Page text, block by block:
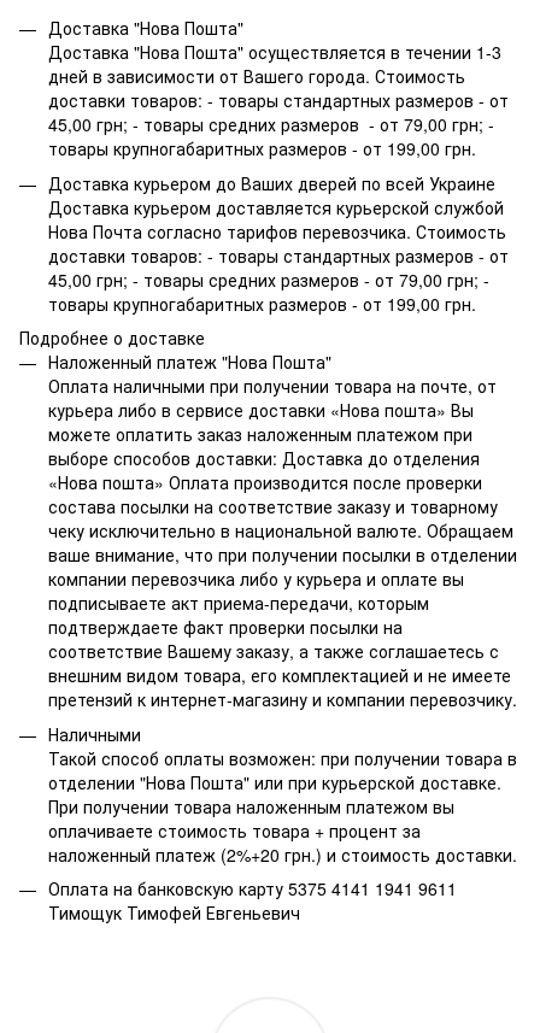
Доставка "Нова Пошта"
Доставка "Нова Пошта" осуществляется в течении 1-3
дней в зависимости от Вашего города. Стоимость
доставки товаров: - товары стандартных размеров - от
45,00 грн; - товары средних размеров - от 79,00 грн; -
товары крупногабаритных размеров - от 199,00 грн.
Доставка курьером до Ваших дверей по всей Украине
Доставка курьером доставляется курьерской службой
Нова Почта согласно тарифов перевозчика. Стоимость
доставки товаров: - товары стандартных размеров - от
45,00 грн; - товары средних размеров - от 79,00 грн; -
товары крупногабаритных размеров - от 199,00 грн.
Подробнее о доставке
Наложенный платеж "Нова Пошта"
Оплата наличными при получении товара на почте, от
курьера либо в сервисе доставки «Нова пошта» Вы
можете оплатить заказ наложенным платежом при
выборе способов доставки: Доставка до отделения
«Нова пошта» Оплата производится после проверки
состава посылки на соответствие заказу и товарному
чеку исключительно в национальной валюте. Обращаем
ваше внимание, что при получении посылки в отделении
компании перевозчика либо у курьера и оплате вы
подписываете акт приема-передачи, которым
подтверждаете факт проверки посылки на
соответствие Вашему заказу, а также соглашаетесь с
внешним видом товара, его комплектацией и не имеете
претензий к интернет-магазину и компании перевозчику.
Наличными
Такой способ оплаты возможен: при получении товара в
отделении "Нова Пошта" или при курьерской доставке.
При получении товара наложенным платежом вы
оплачиваете стоимость товара + процент за
наложенный платеж (2%+20 грн.) и стоимость доставки.
Оплата на банковскую карту 5375 4141 1941 9611
Тимощук Тимофей Евгеньевич